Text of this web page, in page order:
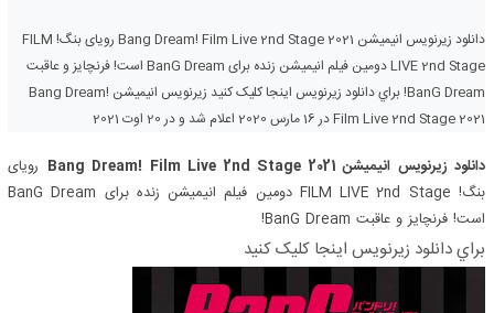
دانلود زیرنویس انیمیشن Bang Dream! Film Live 2nd Stage 2021 رویای بنگ! FILM
LIVE 2nd Stage دومین فیلم انیمیشن زنده برای BanG Dream است! فرنچایز و عاقبت
BanG Dream! براي دانلود زيرنويس اينجا کليک کنيد زیرنویس انیمیشن Bang Dream!
Film Live 2nd Stage 2021 در 16 مارس 2020 اعلام شد و در 20 اوت 2021
دانلود زیرنویس انیمیشن Bang Dream! Film Live 2nd Stage 2021
رویای
بنگ! FILM LIVE 2nd Stage دومین فیلم انیمیشن زنده برای BanG Dream
است! فرنچایز و عاقبت BanG Dream!
براي دانلود زيرنويس اينجا کليک کنيد